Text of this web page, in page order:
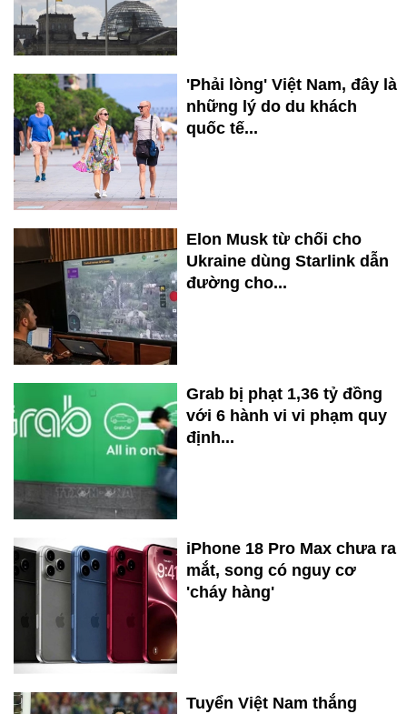
'Phải lòng' Việt Nam, đây là
những lý do du khách
quốc tế...
Elon Musk từ chối cho
Ukraine dùng Starlink dẫn
đường cho...
Grab bị phạt 1,36 tỷ đồng
với 6 hành vi vi phạm quy
định...
iPhone 18 Pro Max chưa ra
mắt, song có nguy cơ
'cháy hàng'
Tuyển Việt Nam thắng